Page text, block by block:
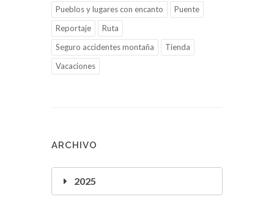
Reportaje
Ruta
Seguro accidentes montaña
Vacaciones
2025